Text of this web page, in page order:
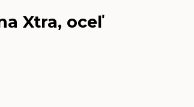
Xtra, oceľ